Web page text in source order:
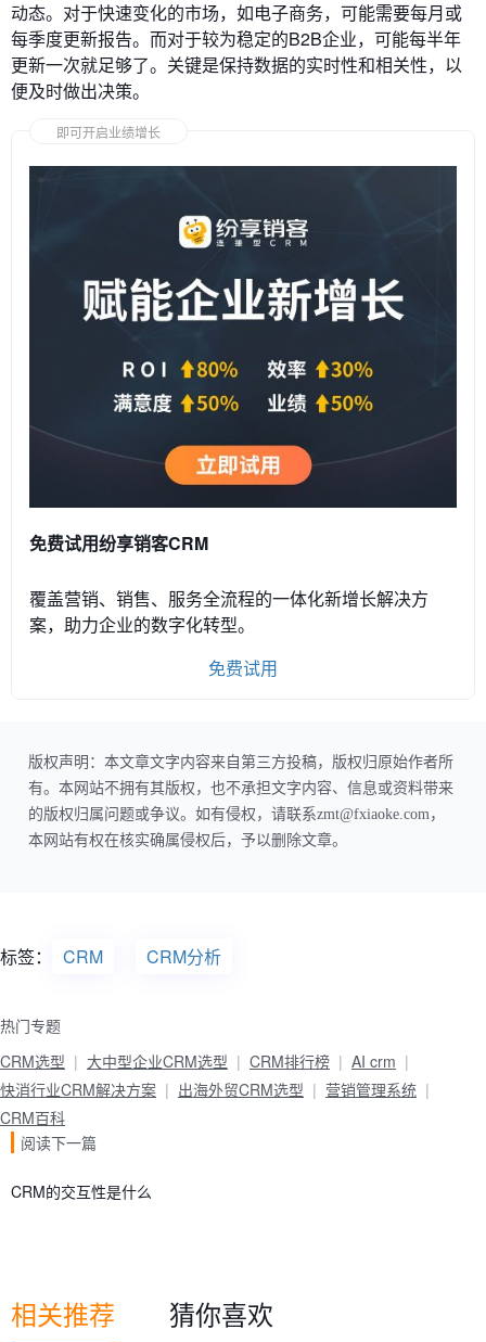
动态。对于快速变化的市场，如电子商务，可能需要每月或
每季度更新报告。而对于较为稳定的B2B企业，可能每半年
更新一次就足够了。关键是保持数据的实时性和相关性，以
便及时做出决策。
即可开启业绩增长
免费试用纷享销客CRM
覆盖营销、销售、服务全流程的一体化新增长解决方
案，助力企业的数字化转型。
免费试用
版权声明：本文章文字内容来自第三方投稿，版权归原始作者所
有。本网站不拥有其版权，也不承担文字内容、信息或资料带来
的版权归属问题或争议。如有侵权，请联系zmt@fxiaoke.com，
本网站有权在核实确属侵权后，予以删除文章。
标签： CRM CRM分析
热门专题
CRM选型
大中型企业CRM选型 CRM排行榜
AI crm
快消行业CRM解决方案
出海外贸CRM选型
营销管理系统
CRM百科
阅读下一篇
CRM的交互性是什么
相关推荐 猜你喜欢